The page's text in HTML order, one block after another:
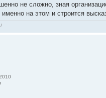
не сложно, зная
на этом и строится